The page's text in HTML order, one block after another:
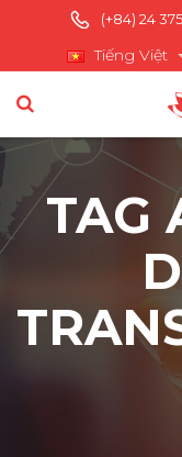
(+84) 24
Tiếng Việt
TAG